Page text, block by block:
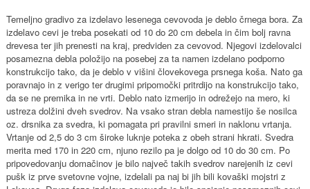
Temeljno gradivo za izdelavo lesenega cevovoda je deblo črnega bora. Za
izdelavo cevi je treba posekati od 10 do 20 cm debela in čim bolj ravna
drevesa ter jih prenesti na kraj, predviden za cevovod. Njegovi izdelovalci
posamezna debla položijo na posebej za ta namen izdelano podporno
konstrukcijo tako, da je deblo v višini človekovega prsnega koša. Nato ga
poravnajo in z verigo ter drugimi pripomočki pritrdijo na konstrukcijo tako,
da se ne premika in ne vrti. Deblo nato izmerijo in odrežejo na mero, ki
ustreza dolžini dveh svedrov. Na vsako stran debla namestijo še nosilca
oz. drsnika za svedra, ki pomagata pri pravilni smeri in naklonu vrtanja.
Vrtanje od 2,5 do 3 cm široke luknje poteka z obeh strani hkrati. Svedra
merita med 170 in 220 cm, njuno rezilo pa je dolgo od 10 do 30 cm. Po
pripovedovanju domačinov je bilo največ takih svedrov narejenih iz cevi
pušk iz prve svetovne vojne, izdelali pa naj bi jih bili kovaški mojstri z